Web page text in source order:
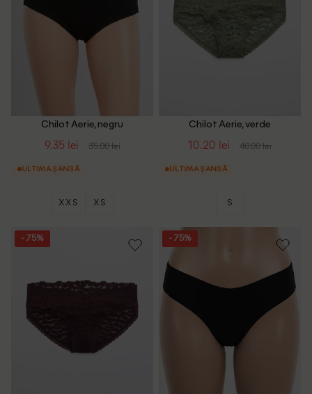
Chilot Aerie, negru
9.35 lei 35.00 lei
ULTIMA ȘANSĂ
XXS XS
Chilot Aerie, verde
10.20 lei 40.00 lei
ULTIMA ȘANSĂ
S
- 75% - 75%